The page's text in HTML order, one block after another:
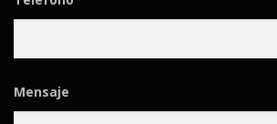
Mensaje